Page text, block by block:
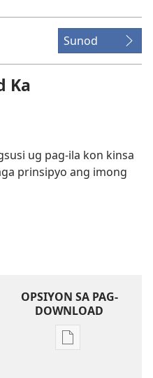
Sunod
Ka
ug pag-ila kon kinsa
prinsipyo ang imong
OPSIYON SA PAG-
DOWNLOAD
Opsiyon